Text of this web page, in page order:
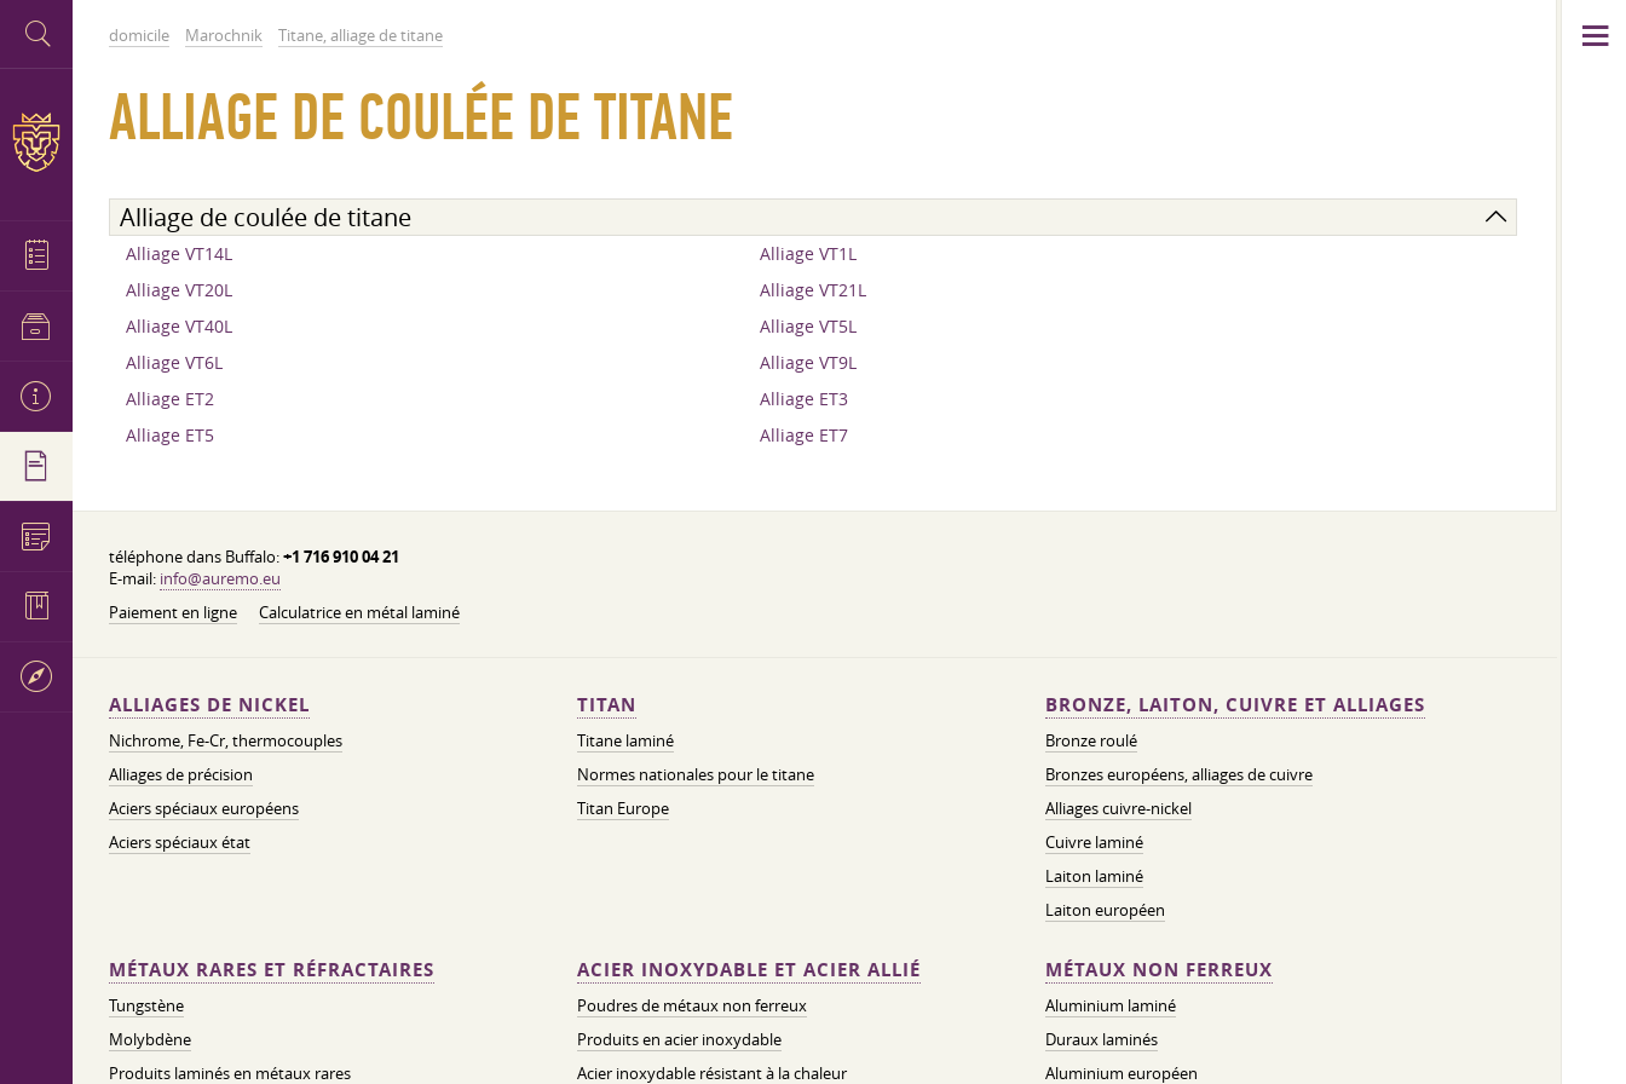
domicile Marochnik Titane, alliage de titane
ALLIAGE DE COULÉE DE TITANE
Alliage de coulée de titane
Alliage VT14L
Alliage VT1L
Alliage VT20L
Alliage VT21L
Alliage VT40L
Alliage VT5L
Alliage VT6L
Alliage VT9L
Alliage ET2
Alliage ET3
Alliage ET5
Alliage ET7
téléphone dans Buffalo:+1 716 910 04 21
E-mail: info@auremo.eu
Paiement en ligne
Calculatrice en métal laminé
ALLIAGES DE NICKEL
Nichrome, Fe-Cr, thermocouples
Alliages de précision
Aciers spéciaux européens
Aciers spéciaux état
TITAN
Titane laminé
Normes nationales pour le titane
Titan Europe
BRONZE, LAITON, CUIVRE ET ALLIAGES
Bronze roulé
Bronzes européens, alliages de cuivre
Alliages cuivre-nickel
Cuivre laminé
Laiton laminé
Laiton européen
MÉTAUX RARES ET RÉFRACTAIRES
Tungstène
Molybdène
Produits laminés en métaux rares
ACIER INOXYDABLE ET ACIER ALLIÉ
Poudres de métaux non ferreux
Produits en acier inoxydable
Acier inoxydable résistant à la chaleur
MÉTAUX NON FERREUX
Aluminium laminé
Duraux laminés
Aluminium européen